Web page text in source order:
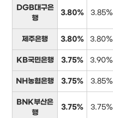
DGB대구은
행
3.80% 3.85%
제주은행 3.80% 3.80%
KB국민은행 3.75% 3.90%
NH농협은행 3.75% 3.85%
BNK부산은
행
3.75% 3.75%